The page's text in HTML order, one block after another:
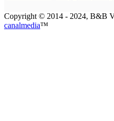
Copyright © 2014 - 2024, B&B
canalmedia™